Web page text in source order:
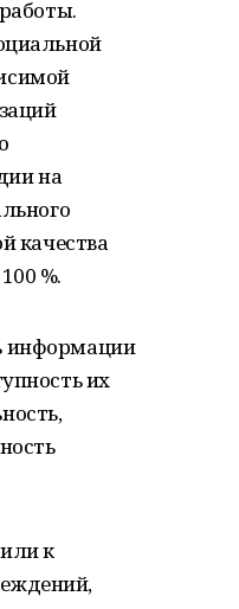
на
качества
%.
информации
их
к